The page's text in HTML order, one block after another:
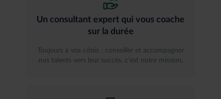
Un consultant expert qui vous coache
sur la durée
Toujours à vos côtés : conseiller et accompagner
nos talents vers leur succès, c’est notre mission.